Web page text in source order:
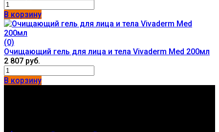
В корзину
(0)
Очищающий гель для лица и тела Vivaderm Med 200мл
2 807 руб.
В корзину